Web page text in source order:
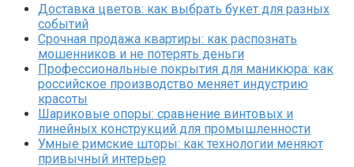
Доставка цветов: как выбрать букет для разных
событий
Срочная продажа квартиры: как распознать
мошенников и не потерять деньги
Профессиональные покрытия для маникюра: как
российское производство меняет индустрию
красоты
Шариковые опоры: сравнение винтовых и
линейных конструкций для промышленности
Умные римские шторы: как технологии меняют
привычный интерьер